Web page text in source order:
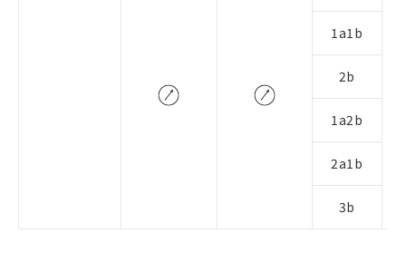
1a1b
2b
1a2b
2a1b
3b